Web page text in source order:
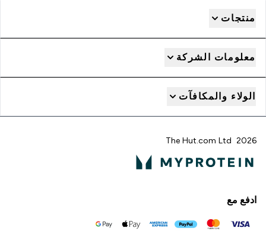
منتجات
معلومات الشركة
الولاء والمكافآت
2026 The Hut.com Ltd
ادفع مع